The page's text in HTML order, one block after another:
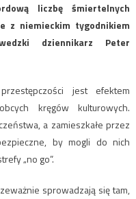
liczbę śmiertelnych
z niemieckim tygodnikiem
dziennikarz Peter
jest efektem
kręgów kulturowych.
a zamieszkałe przez
by mogli do nich
„no go”.
sprowadzają się tam,